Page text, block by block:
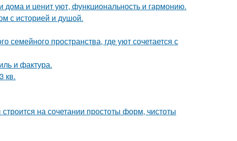
дома и ценит уют, функциональность и гармонию.
с историей и душой.
пространства, где уют сочетается с
и фактура.
кв.
на сочетании простоты форм, чистоты